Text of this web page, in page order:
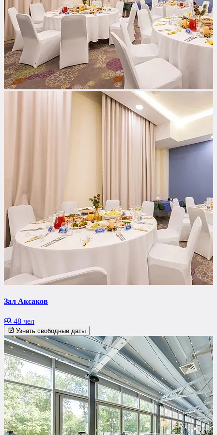
Зал Аксаков
48 чел
Узнать свободные даты